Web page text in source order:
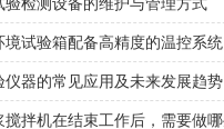
境试验箱配备高精度的温控系统
仪器的常见应用及未来发展趋势